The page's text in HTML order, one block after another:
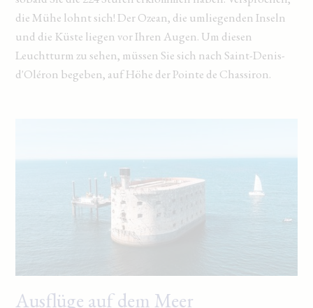
die Mühe lohnt sich! Der Ozean, die umliegenden Inseln
und die Küste liegen vor Ihren Augen. Um diesen
Leuchtturm zu sehen, müssen Sie sich nach Saint-Denis-
d'Oléron begeben, auf Höhe der Pointe de Chassiron.
Ausflüge auf dem Meer